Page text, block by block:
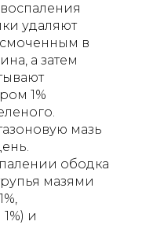
удаляют
в
а затем
1%
мазь
ободка
мазями
и